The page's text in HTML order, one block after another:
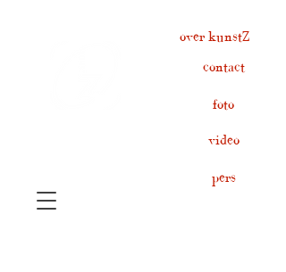
contact
over kunstZ
pers
foto
video